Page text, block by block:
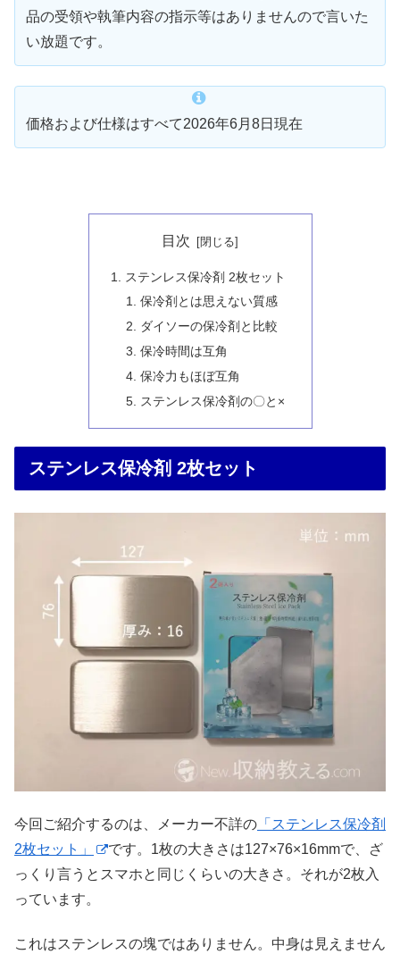
品の受領や執筆内容の指示等はありませんので言いた
い放題です。
価格および仕様はすべて2026年6月8日現在
目次
ステンレス保冷剤 2枚セット
保冷剤とは思えない質感
ダイソーの保冷剤と比較
保冷時間は互角
保冷力もほぼ互角
ステンレス保冷剤の〇と×
ステンレス保冷剤 2枚セット
今回ご紹介するのは、メーカー不詳の 「ステンレス保冷剤
2枚セット」
です。1枚の大きさは127×76×16mmで、ざ
っくり言うとスマホと同じくらいの大きさ。それが2枚入
っています。
これはステンレスの塊ではありません。中身は見えません